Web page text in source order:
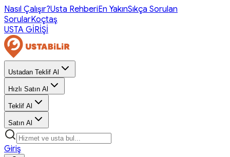
Nasıl Çalışır?Usta RehberiEn YakınSıkça Sorulan
SorularKoçtaş
USTA GİRİŞİ
Ustadan Teklif Al
Hızlı Satın Al
Teklif Al
Satın Al
Giriş